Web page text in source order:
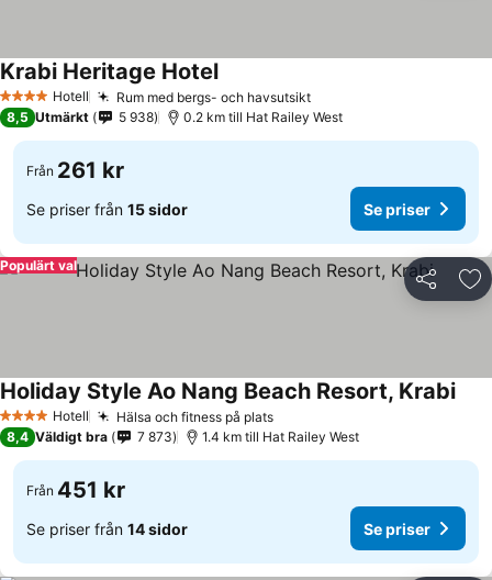
4 StjärnorHotell Rum med bergs- och havsutsiktSe priser
Krabi Heritage HotelSe priser
8,5 Utmärkt 5 938 0.2 km till Hat Railey West
Från 261 kr
Se priser från 15 sidor Se priser
Dela
Populärt val
4 StjärnorHotell Hälsa och fitness på platsSe priser
Holiday Style Ao Nang Beach Resort, KrabiSe
8,4 Väldigt bra 7 873 1.4 km till Hat Railey West
Från 451 kr
Se priser från 14 sidor Se priser